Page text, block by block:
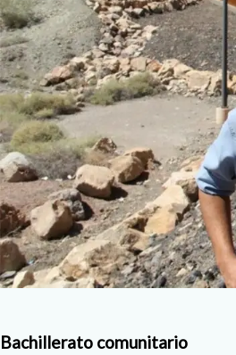
Bachillerato comunitario